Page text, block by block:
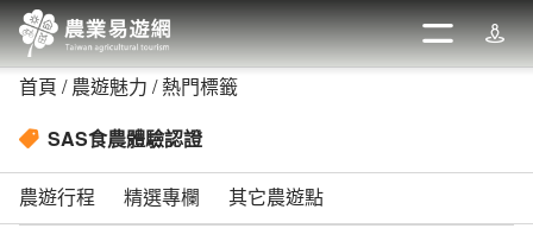
跳
到
主
開啟
週
首頁
農遊魅力
熱門標籤
SAS食農體驗認證
農遊行程 精選專欄 其它農遊點